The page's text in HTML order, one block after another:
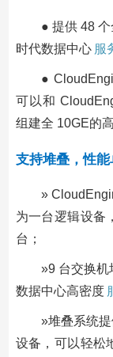
● 提供 48
时代数据中心 服
●
可以和
组建全 10GE的
支持堆叠，性能
»
为一台逻辑设备
台；
»9 台交换机
数据中心高密度
»堆叠系统
设备，可以轻松